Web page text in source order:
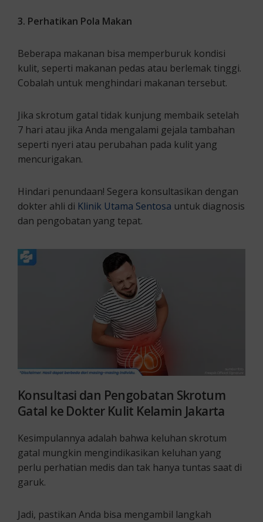
3. Perhatikan Pola Makan
Beberapa makanan bisa memperburuk kondisi
kulit, seperti makanan pedas atau berlemak tinggi.
Cobalah untuk menghindari makanan tersebut.
Jika skrotum gatal tidak kunjung membaik setelah
7 hari atau jika Anda mengalami gejala tambahan
seperti nyeri atau perubahan pada kulit yang
mencurigakan.
Hindari penundaan! Segera konsultasikan dengan
dokter ahli di Klinik Utama Sentosa untuk diagnosis
dan pengobatan yang tepat.
Konsultasi dan Pengobatan Skrotum
Gatal ke Dokter Kulit Kelamin Jakarta
Kesimpulannya adalah bahwa keluhan skrotum
gatal mungkin mengindikasikan keluhan yang
perlu perhatian medis dan tak hanya tuntas saat di
garuk.
Jadi, pastikan Anda bisa mengambil langkah